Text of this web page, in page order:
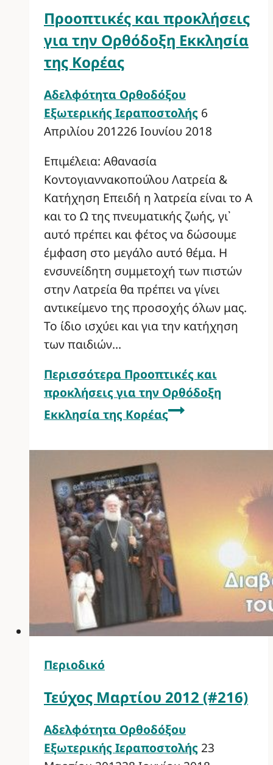
Προοπτικές και προκλήσεις
για την Ορθόδοξη Εκκλησία
της Κορέας
Αδελφότητα Ορθοδόξου
Εξωτερικής Ιεραποστολής 6
Απριλίου 201226 Ιουνίου 2018
Επιμέλεια: Αθανασία
Κοντογιαννακοπούλου Λατρεία &
Κατήχηση Επειδή η λατρεία είναι το Α
και το Ω της πνευματικής ζωής, γι᾽
αυτό πρέπει και φέτος να δώσουμε
έμφαση στο μεγάλο αυτό θέμα. Η
ενσυνείδητη συμμετοχή των πιστών
στην Λατρεία θα πρέπει να γίνει
αντικείμενο της προσοχής όλων μας.
Το ίδιο ισχύει και για την κατήχηση
των παιδιών…
Περισσότερα Προοπτικές και
προκλήσεις για την Ορθόδοξη
Εκκλησία της Κορέας
Περιοδικό
Τεύχος Μαρτίου 2012 (#216)
Αδελφότητα Ορθοδόξου
Εξωτερικής Ιεραποστολής 23